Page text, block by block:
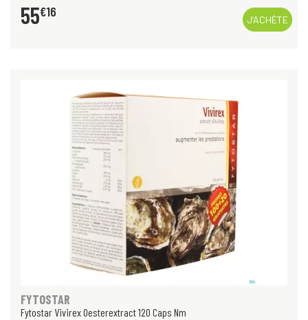
55€16
J’ACHÈTE
FYTOSTAR
Fytostar Vivirex Oesterextract 120 Caps Nm